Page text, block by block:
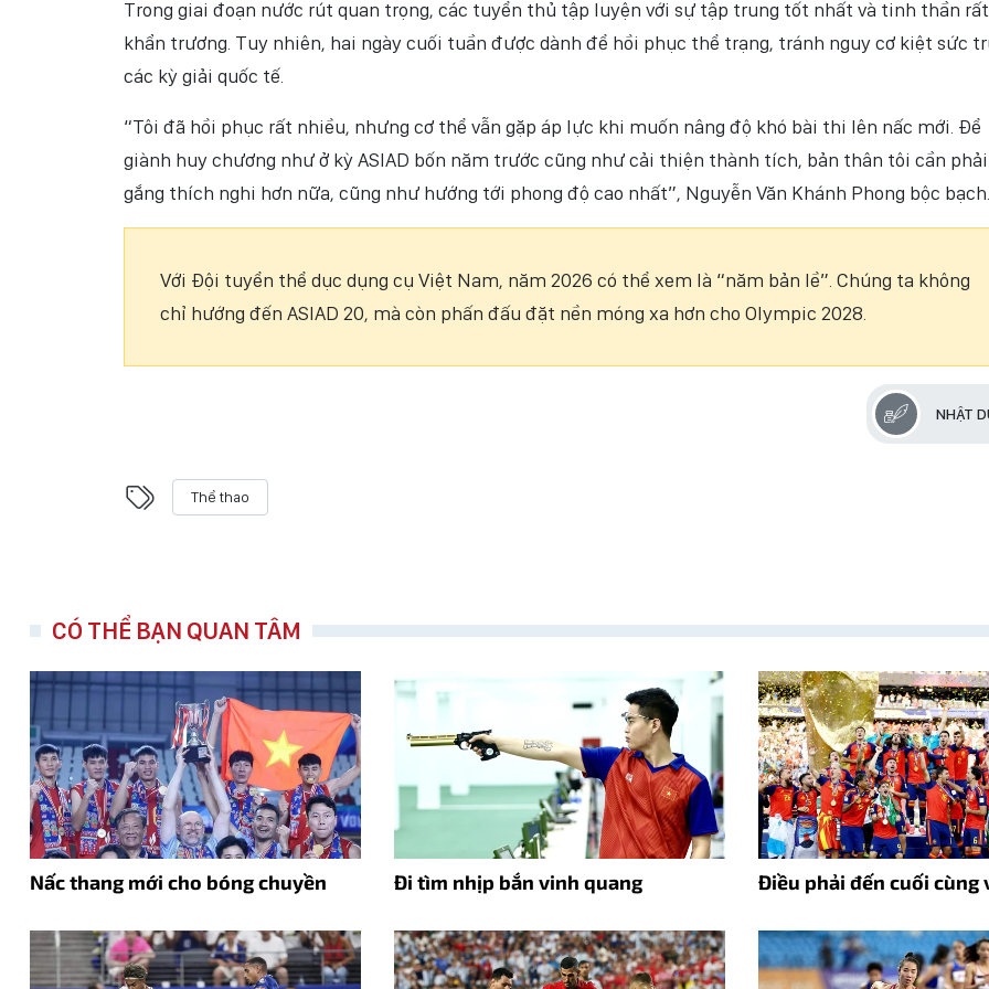
Trong giai đoạn nước rút quan trọng, các tuyển thủ tập luyện với sự tập trung tốt nhất và tinh thần rất
khẩn trương. Tuy nhiên, hai ngày cuối tuần được dành để hồi phục thể trạng, tránh nguy cơ kiệt sức
các kỳ giải quốc tế.
“Tôi đã hồi phục rất nhiều, nhưng cơ thể vẫn gặp áp lực khi muốn nâng độ khó bài thi lên nấc mới. Để
giành huy chương như ở kỳ ASIAD bốn năm trước cũng như cải thiện thành tích, bản thân tôi cần
gắng thích nghi hơn nữa, cũng như hướng tới phong độ cao nhất”, Nguyễn Văn Khánh Phong bộc bạch.
Với Đội tuyển thể dục dụng cụ Việt Nam, năm 2026 có thể xem là “năm bản lề”. Chúng ta không
chỉ hướng đến ASIAD 20, mà còn phấn đấu đặt nền móng xa hơn cho Olympic 2028.
NHẬT
Thể thao
CÓ THỂ BẠN QUAN TÂM
Nấc thang mới cho bóng chuyền Đi tìm nhịp bắn vinh quang Điều phải đến cuối cùng